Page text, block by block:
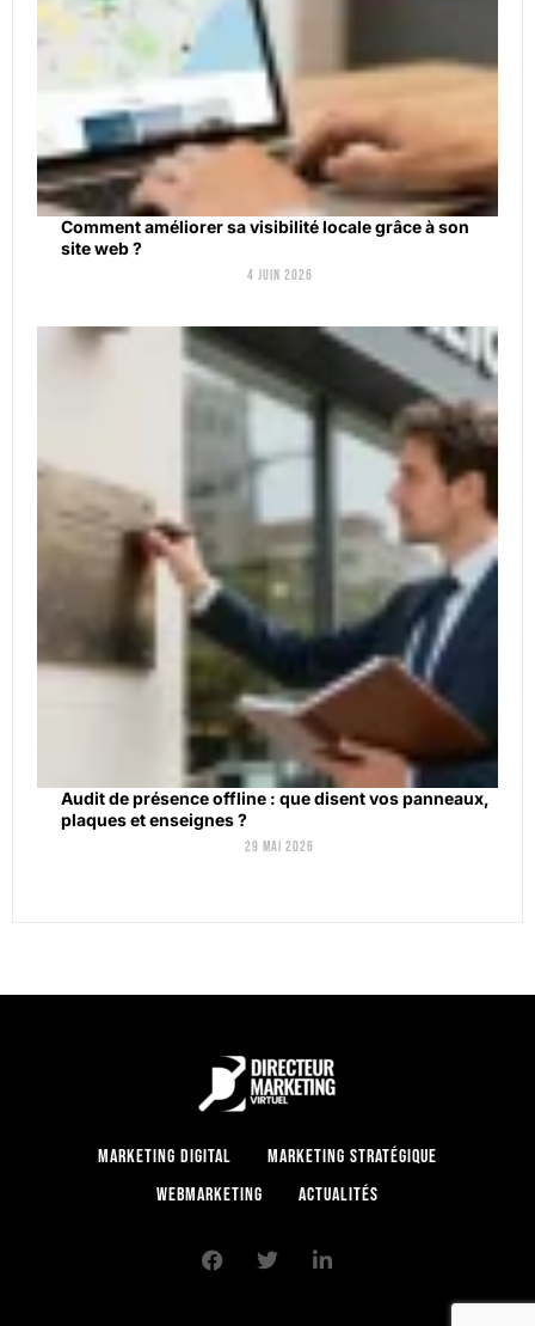
Comment améliorer sa visibilité locale grâce à son
site web ?
4 juin 2026
Audit de présence offline : que disent vos panneaux,
plaques et enseignes ?
29 mai 2026
Marketing digital
Marketing stratégique
Webmarketing
Actualités